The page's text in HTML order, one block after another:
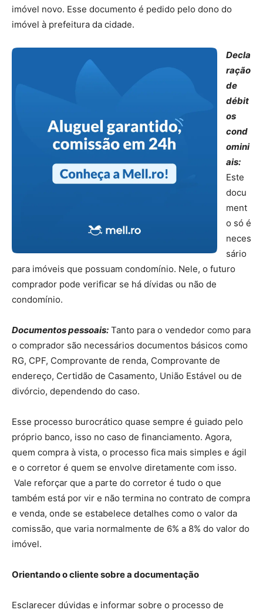
imóvel novo. Esse documento é pedido pelo dono do
imóvel à prefeitura da cidade.
Decla
ração
de
débit
os
cond
omini
ais:
Este
docu
ment
o só é
neces
sário
para imóveis que possuam condomínio. Nele, o futuro
comprador pode verificar se há dívidas ou não de
condomínio.
Documentos pessoais: Tanto para o vendedor como para
o comprador são necessários documentos básicos como
RG, CPF, Comprovante de renda, Comprovante de
endereço, Certidão de Casamento, União Estável ou de
divórcio, dependendo do caso.
Esse processo burocrático quase sempre é guiado pelo
próprio banco, isso no caso de financiamento. Agora,
quem compra à vista, o processo fica mais simples e ágil
e o corretor é quem se envolve diretamente com isso.
Vale reforçar que a parte do corretor é tudo o que
também está por vir e não termina no contrato de compra
e venda, onde se estabelece detalhes como o valor da
comissão, que varia normalmente de 6% a 8% do valor do
imóvel.
Orientando o cliente sobre a documentação
Esclarecer dúvidas e informar sobre o processo de